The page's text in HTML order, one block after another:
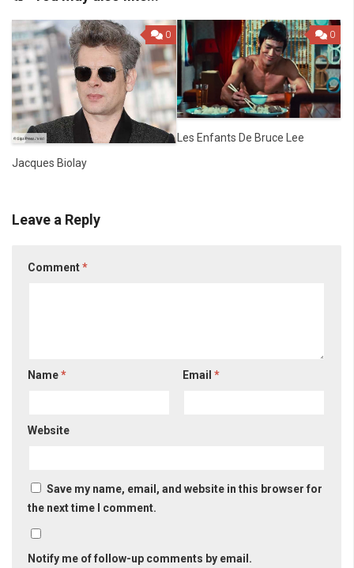
0
Jacques Biolay
0
Les Enfants De Bruce Lee
Leave a Reply
Comment*
Name* Email*
Website
Save my name, email, and website in this browser for
the next time I comment.
Notify me of follow-up comments by email.